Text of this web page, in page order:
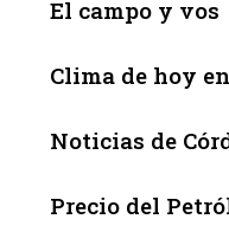
El campo y vos
Clima de hoy
Noticias de
Precio del